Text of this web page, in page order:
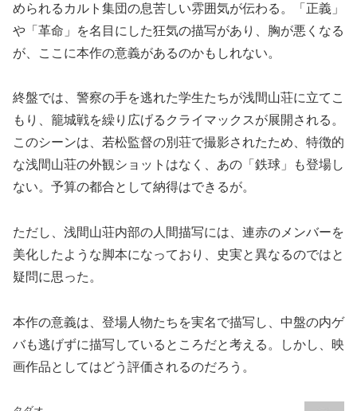
められるカルト集団の息苦しい雰囲気が伝わる。「正義」
や「革命」を名目にした狂気の描写があり、胸が悪くなる
が、ここに本作の意義があるのかもしれない。
終盤では、警察の手を逃れた学生たちが浅間山荘に立てこ
もり、籠城戦を繰り広げるクライマックスが展開される。
このシーンは、若松監督の別荘で撮影されたため、特徴的
な浅間山荘の外観ショットはなく、あの「鉄球」も登場し
ない。予算の都合として納得はできるが。
ただし、浅間山荘内部の人間描写には、連赤のメンバーを
美化したような脚本になっており、史実と異なるのではと
疑問に思った。
本作の意義は、登場人物たちを実名で描写し、中盤の内ゲ
バも逃げずに描写しているところだと考える。しかし、映
画作品としてはどう評価されるのだろう。